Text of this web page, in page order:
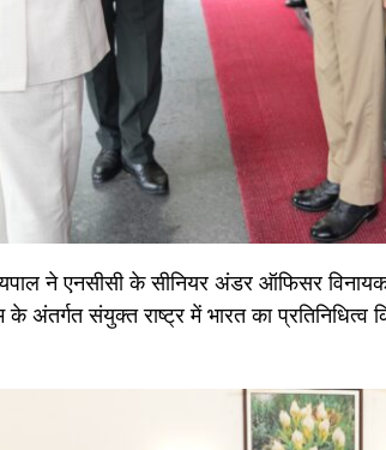
ने एनसीसी के सीनियर अंडर ऑफिसर
के अंतर्गत संयुक्त राष्ट्र में भारत का